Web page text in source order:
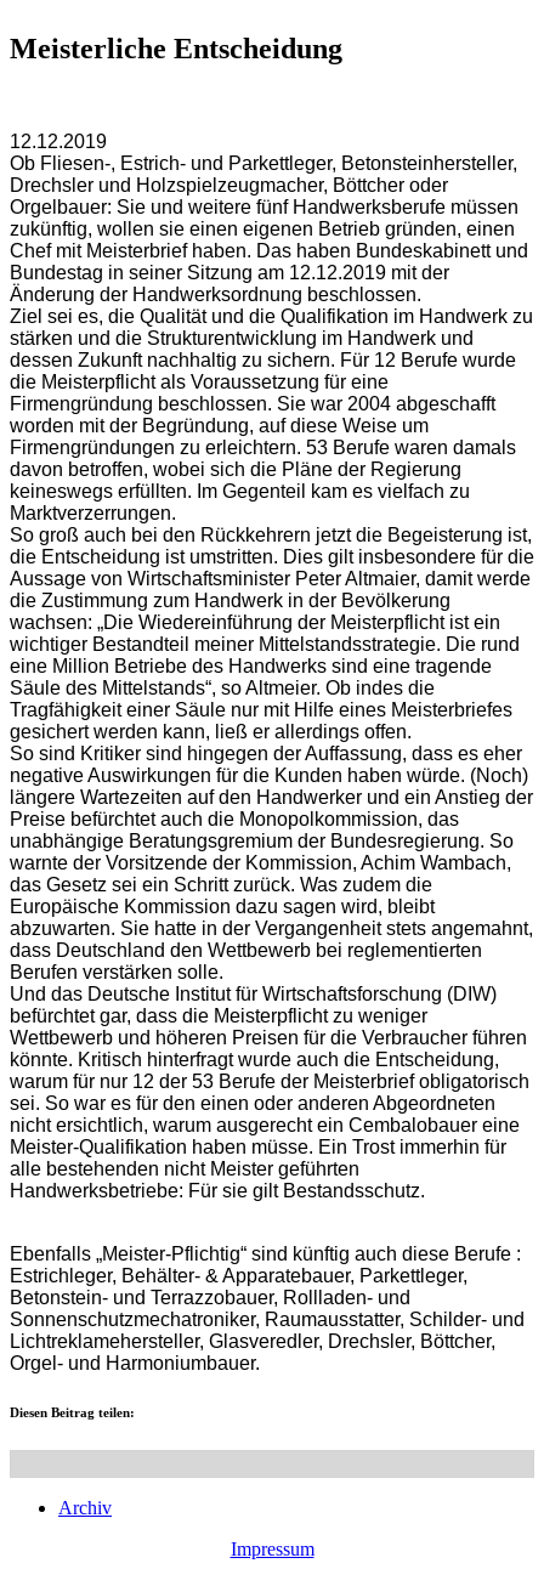
Meisterliche Entscheidung
12.12.2019
Ob Fliesen-, Estrich- und Parkettleger, Betonsteinhersteller,
Drechsler und Holzspielzeugmacher, Böttcher oder
Orgelbauer: Sie und weitere fünf Handwerksberufe müssen
zukünftig, wollen sie einen eigenen Betrieb gründen, einen
Chef mit Meisterbrief haben. Das haben Bundeskabinett und
Bundestag in seiner Sitzung am 12.12.2019 mit der
Änderung der Handwerksordnung beschlossen.
Ziel sei es, die Qualität und die Qualifikation im Handwerk zu
stärken und die Strukturentwicklung im Handwerk und
dessen Zukunft nachhaltig zu sichern. Für 12 Berufe wurde
die Meisterpflicht als Voraussetzung für eine
Firmengründung beschlossen. Sie war 2004 abgeschafft
worden mit der Begründung, auf diese Weise um
Firmengründungen zu erleichtern. 53 Berufe waren damals
davon betroffen, wobei sich die Pläne der Regierung
keineswegs erfüllten. Im Gegenteil kam es vielfach zu
Marktverzerrungen.
So groß auch bei den Rückkehrern jetzt die Begeisterung ist,
die Entscheidung ist umstritten. Dies gilt insbesondere für die
Aussage von Wirtschaftsminister Peter Altmaier, damit werde
die Zustimmung zum Handwerk in der Bevölkerung
wachsen: „Die Wiedereinführung der Meisterpflicht ist ein
wichtiger Bestandteil meiner Mittelstandsstrategie. Die rund
eine Million Betriebe des Handwerks sind eine tragende
Säule des Mittelstands“, so Altmeier. Ob indes die
Tragfähigkeit einer Säule nur mit Hilfe eines Meisterbriefes
gesichert werden kann, ließ er allerdings offen.
So sind Kritiker sind hingegen der Auffassung, dass es eher
negative Auswirkungen für die Kunden haben würde. (Noch)
längere Wartezeiten auf den Handwerker und ein Anstieg der
Preise befürchtet auch die Monopolkommission, das
unabhängige Beratungsgremium der Bundesregierung. So
warnte der Vorsitzende der Kommission, Achim Wambach,
das Gesetz sei ein Schritt zurück. Was zudem die
Europäische Kommission dazu sagen wird, bleibt
abzuwarten. Sie hatte in der Vergangenheit stets angemahnt,
dass Deutschland den Wettbewerb bei reglementierten
Berufen verstärken solle.
Und das Deutsche Institut für Wirtschaftsforschung (DIW)
befürchtet gar, dass die Meisterpflicht zu weniger
Wettbewerb und höheren Preisen für die Verbraucher führen
könnte. Kritisch hinterfragt wurde auch die Entscheidung,
warum für nur 12 der 53 Berufe der Meisterbrief obligatorisch
sei. So war es für den einen oder anderen Abgeordneten
nicht ersichtlich, warum ausgerecht ein Cembalobauer eine
Meister-Qualifikation haben müsse. Ein Trost immerhin für
alle bestehenden nicht Meister geführten
Handwerksbetriebe: Für sie gilt Bestandsschutz.
Ebenfalls „Meister-Pflichtig“ sind künftig auch diese Berufe :
Estrichleger, Behälter- & Apparatebauer, Parkettleger,
Betonstein- und Terrazzobauer, Rollladen- und
Sonnenschutzmechatroniker, Raumausstatter, Schilder- und
Lichtreklamehersteller, Glasveredler, Drechsler, Böttcher,
Orgel- und Harmoniumbauer.
Diesen Beitrag teilen:
Archiv
Impressum